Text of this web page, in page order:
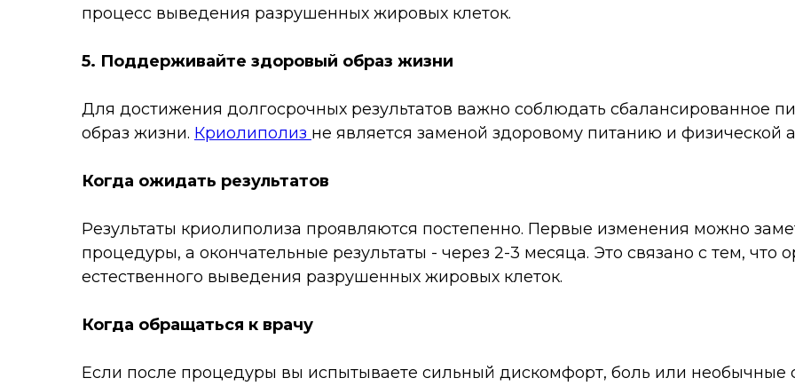
процесс выведения разрушенных жировых клеток.
5. Поддерживайте здоровый образ жизни
Для достижения долгосрочных результатов важно соблюдать сбалансированное
образ жизни. Криолиполиз не является заменой здоровому питанию и физической
Когда ожидать результатов
Результаты криолиполиза проявляются постепенно. Первые изменения можно
процедуры, а окончательные результаты - через 2-3 месяца. Это связано с тем, что
естественного выведения разрушенных жировых клеток.
Когда обращаться к врачу
Если после процедуры вы испытываете сильный дискомфорт, боль или необычные